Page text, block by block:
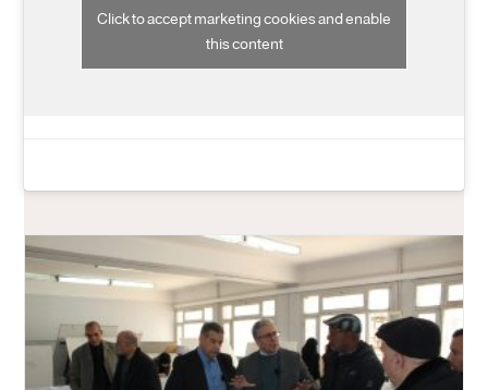
Click to accept marketing cookies and enable
this content